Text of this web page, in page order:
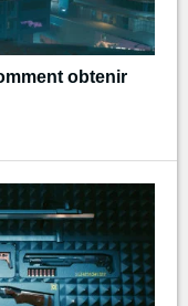
obtenir